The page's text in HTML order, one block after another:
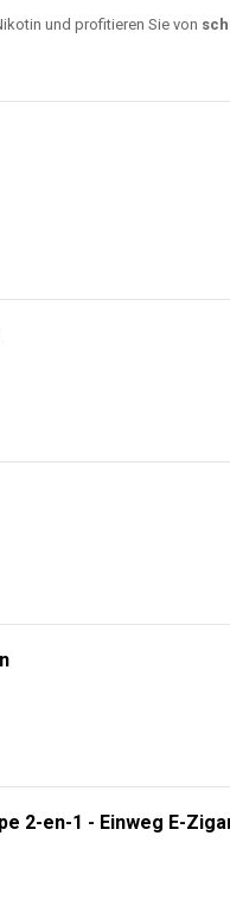
und profitieren Sie von
2-en-1 - Einweg E-